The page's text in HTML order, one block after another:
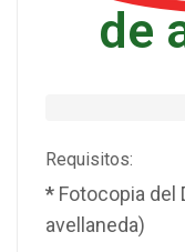
de
Requisitos:
* Fotocopia del
avellaneda)